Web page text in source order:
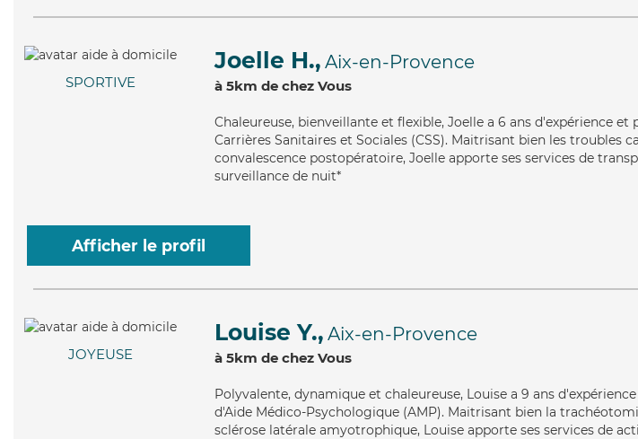
SPORTIVE
Joelle H., Aix-en-Provence
à 5km de chez Vous
Chaleureuse, bienveillante et flexible, Joelle a 6 ans d'expérience et
Carrières Sanitaires et Sociales (CSS). Maitrisant bien les troubles
convalescence postopératoire, Joelle apporte ses services de
surveillance de nuit*
Afficher le profil
JOYEUSE
Louise Y., Aix-en-Provence
à 5km de chez Vous
Polyvalente, dynamique et chaleureuse, Louise a 9 ans
d'Aide Médico-Psychologique (AMP). Maitrisant bien la
sclérose latérale amyotrophique, Louise apporte ses services de